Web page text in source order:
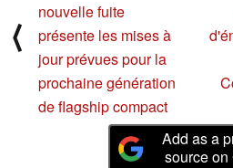
⟨
nouvelle fuite
présente les mises à
jour prévues pour la
prochaine génération
de flagship compact
Add as a
source on